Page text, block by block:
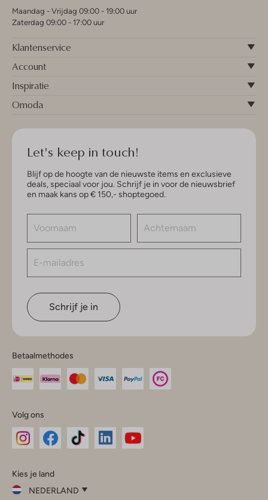
Maandag - Vrijdag 09:00 - 19:00 uur
Zaterdag 09:00 - 17:00 uur
Klantenservice
Account
Inspiratie
Omoda
Let's keep in touch!
Blijf op de hoogte van de nieuwste items en exclusieve
deals, speciaal voor jou. Schrijf je in voor de nieuwsbrief
en maak kans op € 150,- shoptegoed.
Schrijf je in
Betaalmethodes
Volg ons
InstagramFacebook
Kies je land
NEDERLAND